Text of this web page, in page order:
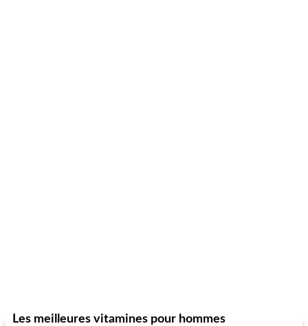
Les meilleures vitamines pour hommes